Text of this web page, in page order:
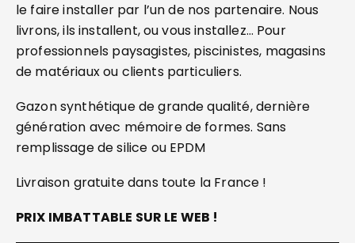
le faire installer par l’un de nos partenaire. Nous
livrons, ils installent, ou vous installez… Pour
professionnels paysagistes, piscinistes, magasins
de matériaux ou clients particuliers.
Gazon synthétique de grande qualité, dernière
génération avec mémoire de formes. Sans
remplissage de silice ou EPDM
Livraison gratuite dans toute la France !
PRIX IMBATTABLE SUR LE WEB !